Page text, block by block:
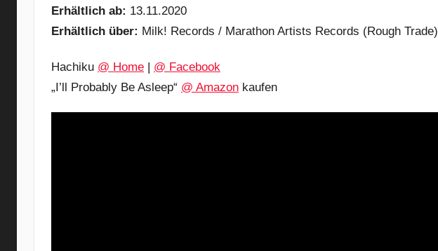
Erhältlich ab: 13.11.2020
Erhältlich über: Milk! Records / Marathon Artists Records (Rough Trade)
Hachiku @ Home | @ Facebook
„I’ll Probably Be Asleep“ @ Amazon kaufen